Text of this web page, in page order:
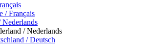
/ Français
Nederlands
/ Nederlands
/ Deutsch